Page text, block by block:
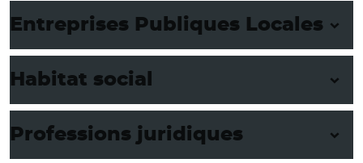
Entreprises Publiques Locales
Habitat social
Professions juridiques